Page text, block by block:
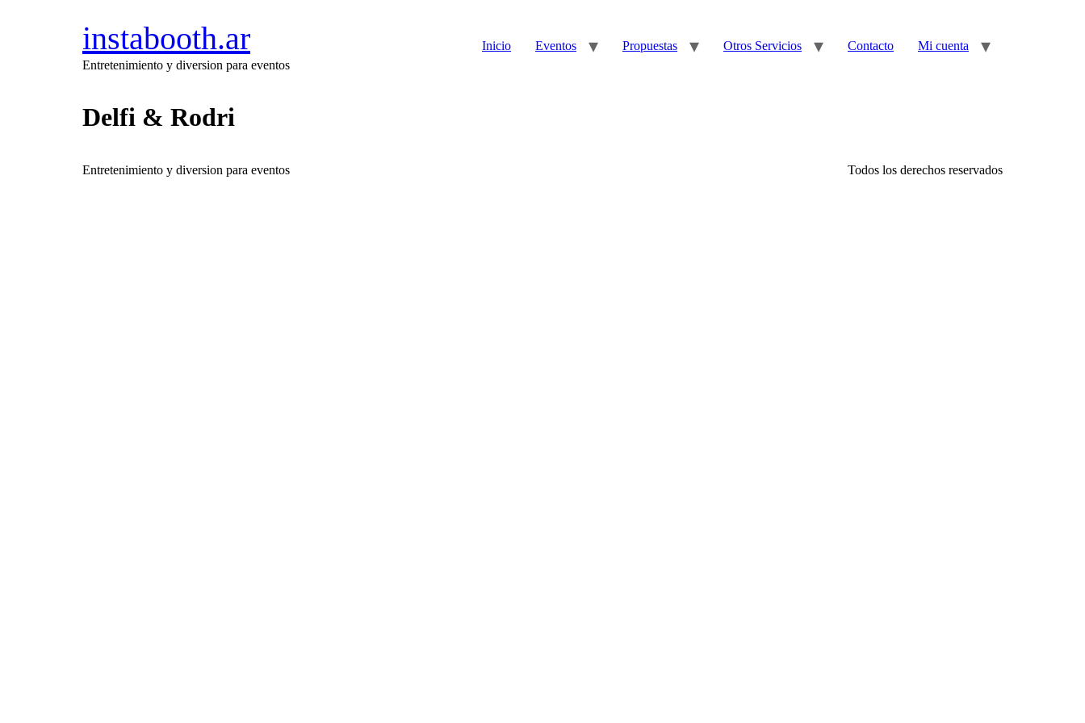
instabooth.ar
Entretenimiento y diversion para eventos
Inicio Eventos Propuestas Otros Servicios Contacto Mi cuenta
Delfi & Rodri
Entretenimiento y diversion para eventos Todos los derechos reservados